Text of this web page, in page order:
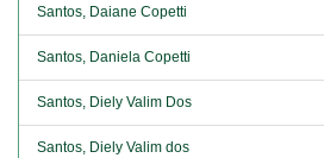
Santos, Daiane Copetti
Santos, Daniela Copetti
Santos, Diely Valim Dos
Santos, Diely Valim dos